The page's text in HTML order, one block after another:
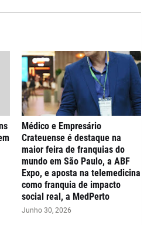
Médico e Empresário
Crateuense é destaque na
maior feira de franquias do
mundo em São Paulo, a ABF
Expo, e aposta na telemedicina
como franquia de impacto
social real, a MedPerto
Junho 30, 2026